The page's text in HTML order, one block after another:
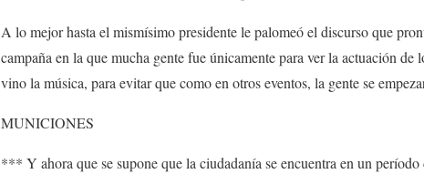
A lo mejor hasta el mismísimo presidente le palomeó el discurso que
campaña en la que mucha gente fue únicamente para ver la actuación
vino la música, para evitar que como en otros eventos, la gente se
MUNICIONES
*** Y ahora que se supone que la ciudadanía se encuentra en un